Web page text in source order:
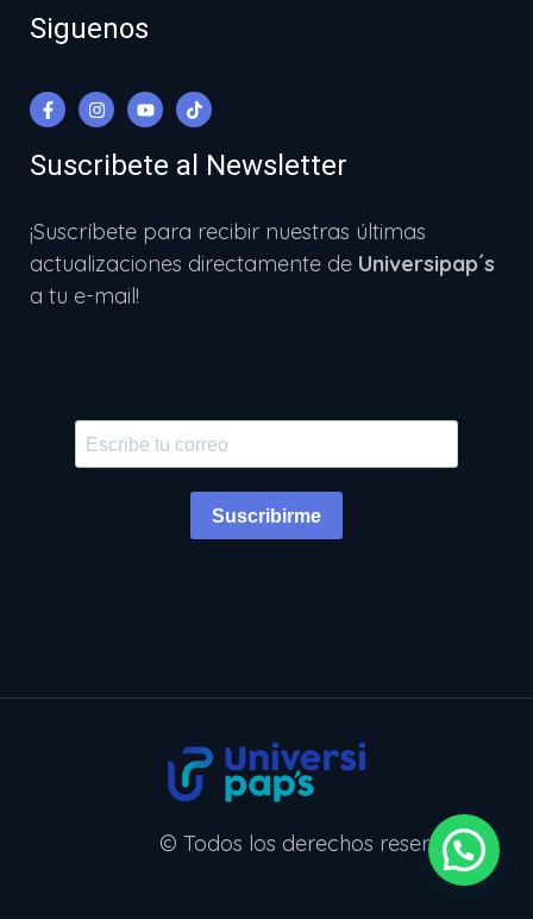
Siguenos
Suscribete al Newsletter
¡Suscríbete para recibir nuestras últimas
actualizaciones directamente de Universipap´s
a tu e-mail!
Suscribirme
© Todos los derechos reservados